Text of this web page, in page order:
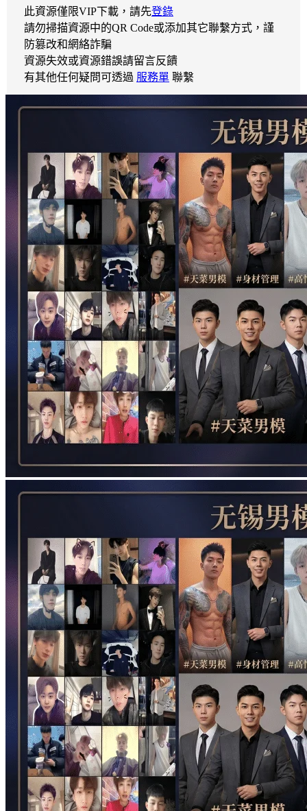
此資源僅限VIP下載，請先登錄
請勿掃描資源中的QR Code或添加其它聯繫方式，謹
防篡改和網絡詐騙
資源失效或資源錯誤請留言反饋
有其他任何疑問可透過 服務單 聯繫